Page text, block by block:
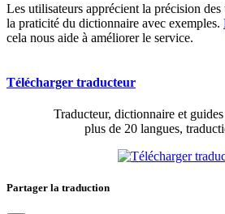
Les utilisateurs apprécient la précision
la praticité du dictionnaire avec exemples.
cela nous aide à améliorer le service.
Télécharger traducteur
Traducteur, dictionnaire et
plus de 20 langues,
Partager la traduction